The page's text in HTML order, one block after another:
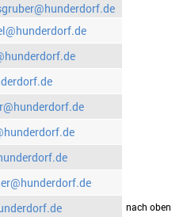
drucken nach oben